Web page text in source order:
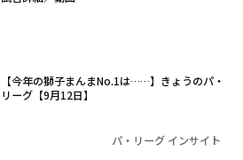
【今年の獅子まんまNo.1は……】きょうのパ・
リーグ【9月12日】
パ・リーグ インサイト